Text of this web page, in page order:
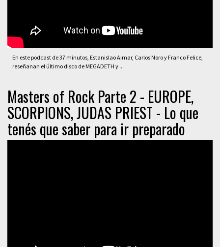
En este podcast de 37 minutos, Estanislao Aimar, Carlos Noro y Franco Felice,
reseñanan el último disco de MEGADETH y ...
Masters of Rock Parte 2 - EUROPE,
SCORPIONS, JUDAS PRIEST - Lo que
tenés que saber para ir preparado